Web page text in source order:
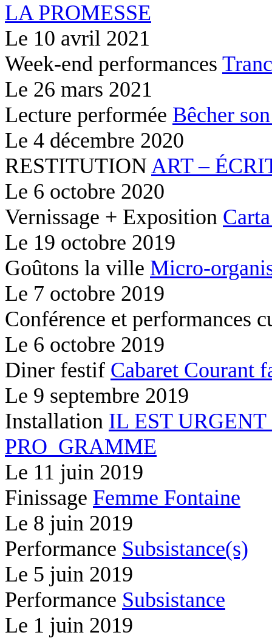
LA PROMESSE
Le 10 avril 2021
Week-end performances
Le 26 mars 2021
Lecture performée Bêcher
Le 4 décembre 2020
RESTITUTIONART –
Le 6 octobre 2020
Vernissage + Exposition
Le 19 octobre 2019
Goûtons la ville Micro-
Le 7 octobre 2019
Conférence et performances
Le 6 octobre 2019
Diner festif Cabaret Courant
Le 9 septembre 2019
Installation IL EST URGENT
PRO_GRAMME
Le 11 juin 2019
Finissage Femme Fontaine
Le 8 juin 2019
Performance Subsistance(s)
Le 5 juin 2019
Performance Subsistance
Le 1 juin 2019